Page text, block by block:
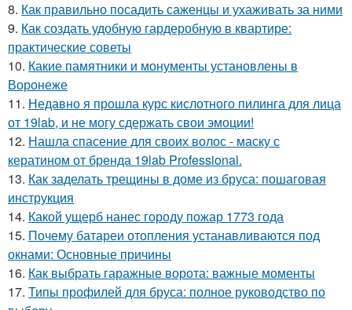
8. Как правильно посадить саженцы и ухаживать за ними
9. Как создать удобную гардеробную в квартире:
практические советы
10. Какие памятники и монументы установлены в
Воронеже
11. Недавно я прошла курс кислотного пилинга для лица
от 19lab, и не могу сдержать свои эмоции!
12. Нашла спасение для своих волос - маску с
кератином от бренда 19lab Professional.
13. Как заделать трещины в доме из бруса: пошаговая
инструкция
14. Какой ущерб нанес городу пожар 1773 года
15. Почему батареи отопления устанавливаются под
окнами: Основные причины
16. Как выбрать гаражные ворота: важные моменты
17. Типы профилей для бруса: полное руководство по